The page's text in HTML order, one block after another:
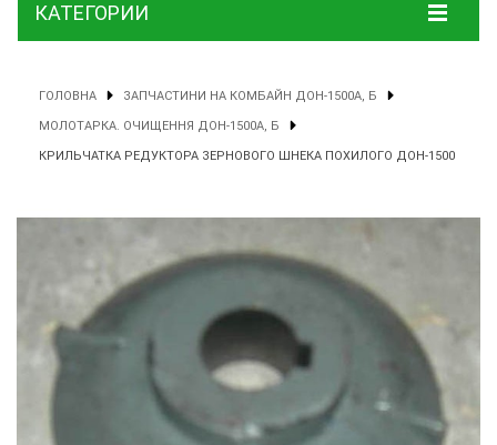
КАТЕГОРИИ
ГОЛОВНА ЗАПЧАСТИНИ НА КОМБАЙН ДОН-1500А, Б
МОЛОТАРКА. ОЧИЩЕННЯ ДОН-1500А, Б
КРИЛЬЧАТКА РЕДУКТОРА ЗЕРНОВОГО ШНЕКА ПОХИЛОГО ДОН-1500